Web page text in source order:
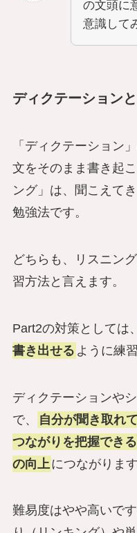
の文頭に
意識して
ディクテーション
「ディクテーション
文をそのまま書き起
ング」は、聞こえて
勉強法です。
どちらも、リスニン
習方法と言えます。
Part2の対策としては、
書き出せる ように練
ディクテーションや
で、
自分が聞き取れ
つながりを把握でき
の向上 につながります
難易度はやや高いで